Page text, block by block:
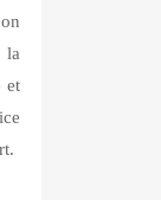
la
et